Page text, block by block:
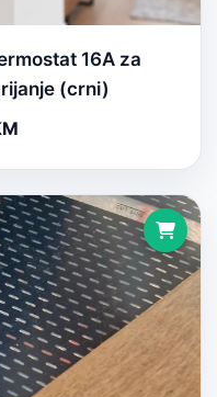
16A za
(crni)